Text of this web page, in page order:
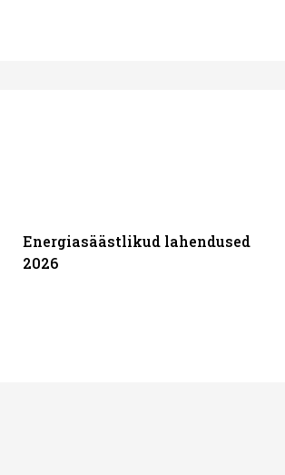
Energiasäästlikud lahendused
2026